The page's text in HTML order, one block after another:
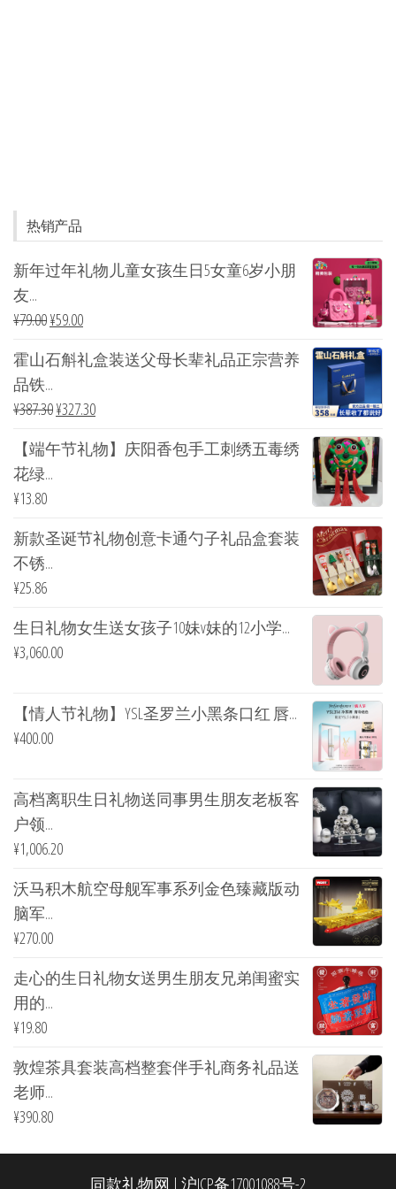
热销产品
新年过年礼物儿童女孩生日5女童6岁小朋
友...
¥79.00¥59.00
霍山石斛礼盒装送父母长辈礼品正宗营养
品铁...
¥387.30¥327.30
【端午节礼物】庆阳香包手工刺绣五毒绣
花绿...
¥13.80
新款圣诞节礼物创意卡通勺子礼品盒套装
不锈...
¥25.86
生日礼物女生送女孩子10妹v妹的12小学...
¥3,060.00
【情人节礼物】YSL圣罗兰小黑条口红 唇...
¥400.00
高档离职生日礼物送同事男生朋友老板客
户领...
¥1,006.20
沃马积木航空母舰军事系列金色臻藏版动
脑军...
¥270.00
走心的生日礼物女送男生朋友兄弟闺蜜实
用的...
¥19.80
敦煌茶具套装高档整套伴手礼商务礼品送
老师...
¥390.80
同款礼物网 | 沪ICP备17001088号-2